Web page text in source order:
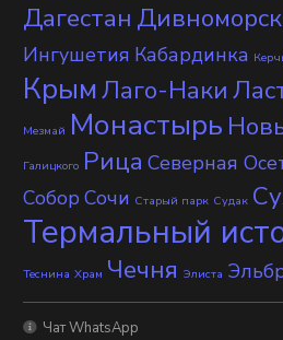
Дагестан
Ингушетия Кабардинка
КрымЛаго-Наки
Мезмай Монастырь
Галицкого Рица Северная
Собор Сочи Старый парк Судак
Термальный
Теснина Храм Чечня Элиста
Чат WhatsApp